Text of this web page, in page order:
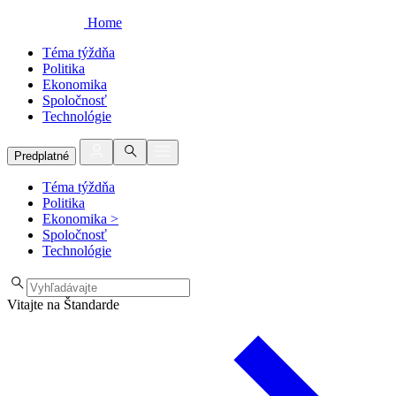
Home
Téma týždňa
Politika
Ekonomika
Spoločnosť
Technológie
Predplatné
Téma týždňa
Politika
Ekonomika >
Spoločnosť
Technológie
Vitajte na Štandarde